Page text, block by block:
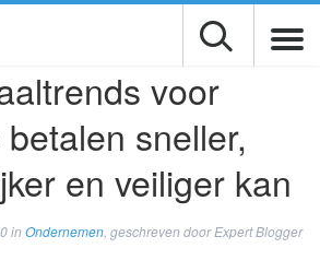
voor
sneller,
en veiliger kan
inOndernemen , geschreven door Expert Blogger